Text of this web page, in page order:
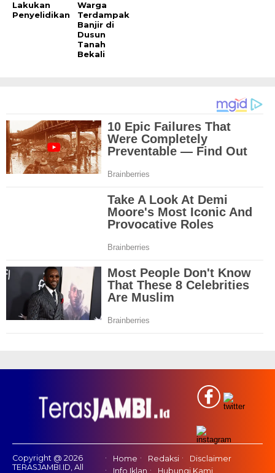
Lakukan
Penyelidikan
Warga
Terdampak
Banjir di
Dusun
Tanah
Bekali
Copyright @ 2026
TERASJAMBI.ID, All
Home Redaksi
Disclaimer
Info Iklan
Hubungi Kami